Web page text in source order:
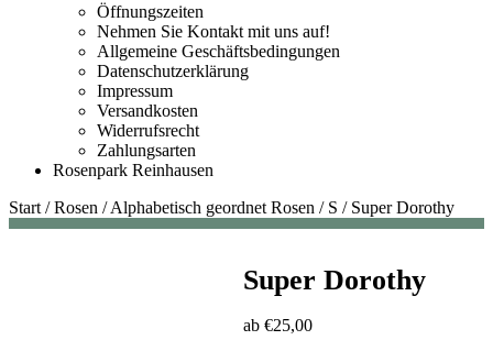
Öffnungszeiten
Nehmen Sie Kontakt mit uns auf!
Allgemeine Geschäftsbedingungen
Datenschutzerklärung
Impressum
Versandkosten
Widerrufsrecht
Zahlungsarten
Rosenpark Reinhausen
Start /Rosen /Alphabetisch geordnet Rosen / S / Super Dorothy
Super Dorothy
ab €25,00